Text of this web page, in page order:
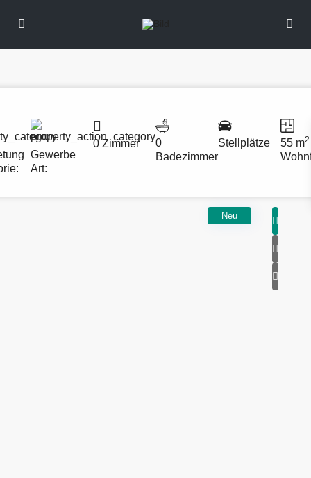
Gewerbe
Art:
0 Zimmer
0
Badezimmer
Stellplätze 55 m2
Neu